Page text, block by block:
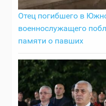
Отец погибшего в
военнослужащего
памяти о павших